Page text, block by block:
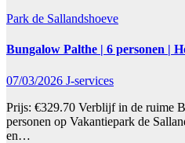
Park de Sallandshoeve
Bungalow Palthe | 6 personen |
07/03/2026 J-services
Prijs: €329.70 Verblijf in de ruime
personen op Vakantiepark de
en…